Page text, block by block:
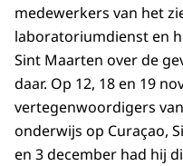
medewerkers van het
laboratoriumdienst en
Sint Maarten over de
daar. Op 12, 18 en 19
vertegenwoordigers
onderwijs op Curaçao,
en 3 december had hij